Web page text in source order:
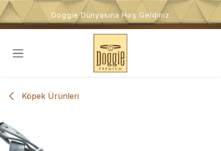
İçeriğe atla
Doggie Dünyasına Hoş Geldiniz
Köpek Ürünleri